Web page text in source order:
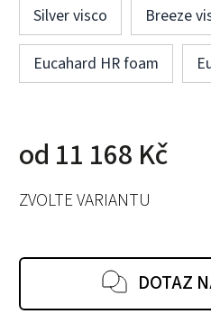
Silver visco
Breeze
Eucahard HR foam
od 11 168 Kč
ZVOLTE VARIANTU
DOTAZ